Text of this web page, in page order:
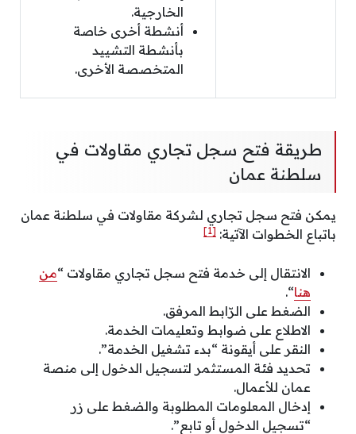
الخارجية.
أنشطة أخرى خاصة
بأنشطة التشييد
المتخصصة الأخرى.
طريقة فتح سجل تجاري مقاولات في
سلطنة عمان
يمكن فتح سجل تجاري لشركة مقاولات في سلطنة عمان
باتباع الخطوات الآتية: [1]
الانتقال إلى خدمة فتح سجل تجاري مقاولات “من
هنا“.
الضغط على الرّابط المرفق.
الاطلاع على ضوابط وتعليمات الخدمة.
النقر على أيقونة “بدء تشغيل الخدمة”.
تحديد فئة المستثمر لتسجيل الدخول إلى منصة
عمان للأعمال.
إدخال المعلومات المطلوبة والضغط على زر
“تسجيل الدخول أو تابع”.